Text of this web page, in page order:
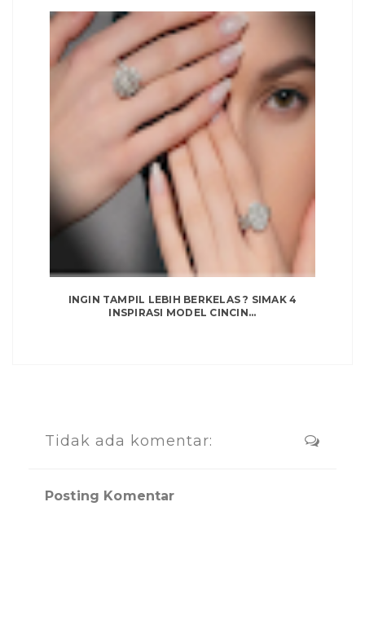
INGIN TAMPIL LEBIH BERKELAS ? SIMAK 4
INSPIRASI MODEL CINCIN...
Tidak ada komentar:
Posting Komentar